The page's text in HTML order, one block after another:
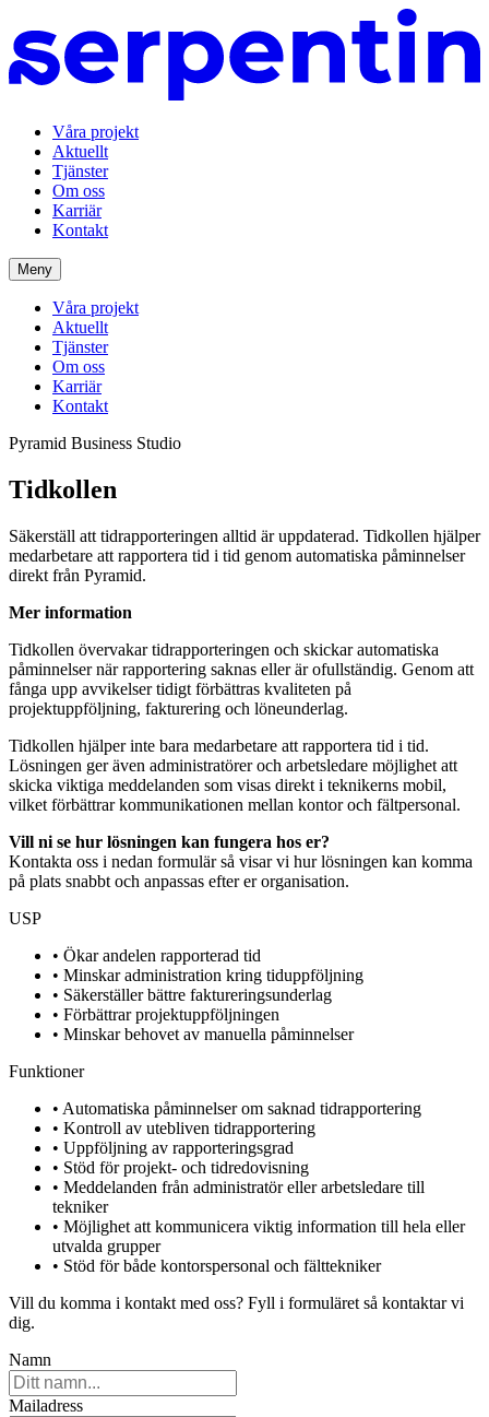
Våra projekt
Aktuellt
Tjänster
Om oss
Karriär
Kontakt
Meny
Våra projekt
Aktuellt
Tjänster
Om oss
Karriär
Kontakt
Pyramid Business Studio
Tidkollen
Säkerställ att tidrapporteringen alltid är uppdaterad. Tidkollen hjälper
medarbetare att rapportera tid i tid genom automatiska påminnelser
direkt från Pyramid.
Mer information
Tidkollen övervakar tidrapporteringen och skickar automatiska
påminnelser när rapportering saknas eller är ofullständig. Genom att
fånga upp avvikelser tidigt förbättras kvaliteten på
projektuppföljning, fakturering och löneunderlag.
Tidkollen hjälper inte bara medarbetare att rapportera tid i tid.
Lösningen ger även administratörer och arbetsledare möjlighet att
skicka viktiga meddelanden som visas direkt i teknikerns mobil,
vilket förbättrar kommunikationen mellan kontor och fältpersonal.
Vill ni se hur lösningen kan fungera hos er?
Kontakta oss i nedan formulär så visar vi hur lösningen kan komma
på plats snabbt och anpassas efter er organisation.
USP
• Ökar andelen rapporterad tid
• Minskar administration kring tiduppföljning
• Säkerställer bättre faktureringsunderlag
• Förbättrar projektuppföljningen
• Minskar behovet av manuella påminnelser
Funktioner
• Automatiska påminnelser om saknad tidrapportering
• Kontroll av utebliven tidrapportering
• Uppföljning av rapporteringsgrad
• Stöd för projekt- och tidredovisning
• Meddelanden från administratör eller arbetsledare till
tekniker
• Möjlighet att kommunicera viktig information till hela eller
utvalda grupper
• Stöd för både kontorspersonal och fälttekniker
Vill du komma i kontakt med oss? Fyll i formuläret så kontaktar vi
dig.
Namn
Mailadress